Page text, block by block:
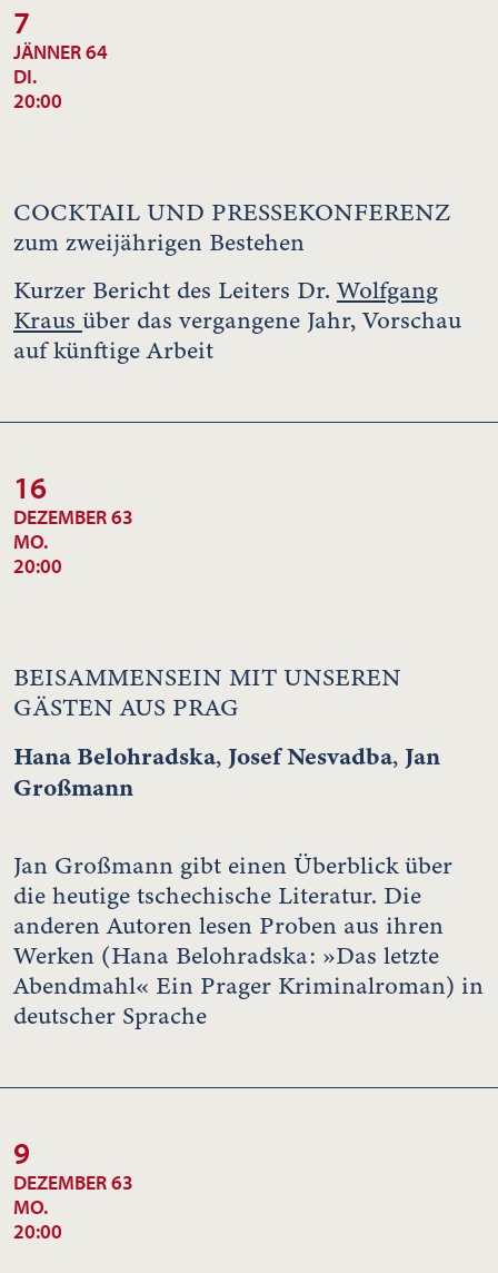
7
JÄNNER 64
DI.
20:00
COCKTAIL UND PRESSEKONFERENZ
zum zweijährigen Bestehen
Kurzer Bericht des Leiters Dr. Wolfgang
Kraus über das vergangene Jahr, Vorschau
auf künftige Arbeit
16
DEZEMBER 63
MO.
20:00
BEISAMMENSEIN MIT UNSEREN
GÄSTEN AUS PRAG
Hana Belohradska, Josef Nesvadba, Jan
Großmann
Jan Großmann gibt einen Überblick über
die heutige tschechische Literatur. Die
anderen Autoren lesen Proben aus ihren
Werken (Hana Belohradska: »Das letzte
Abendmahl« Ein Prager Kriminalroman) in
deutscher Sprache
9
DEZEMBER 63
MO.
20:00